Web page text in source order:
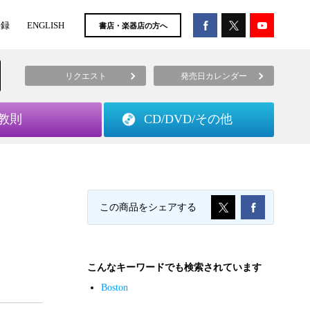
ENGLISH 書店・楽器店の方へ
リクエスト 発売日カレンダー
則 CD/DVD/その他
この商品をシェアする
こんなキーワードでも検索されています
Boston